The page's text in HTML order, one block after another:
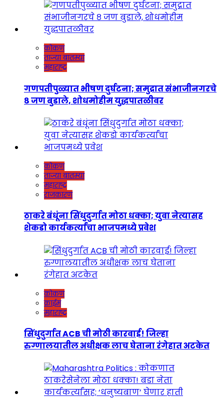
कोकण
ताज्या बातम्या
महाराष्ट्र
गणपतीपुळ्यात भीषण दुर्घटना; समुद्रात संभाजीनगरचे
८ जण बुडाले, शोधमोहीम युद्धपातळीवर
कोकण
ताज्या बातम्या
महाराष्ट्र
राजकारण
ठाकरे बंधूंना सिंधुदुर्गात मोठा धक्का; युवा नेत्यासह
शेकडो कार्यकर्त्यांचा भाजपमध्ये प्रवेश
कोकण
क्राईम
महाराष्ट्र
सिंधुदुर्गात ACB ची मोठी कारवाई! जिल्हा
रुग्णालयातील अधीक्षक लाच घेताना रंगेहात अटकेत